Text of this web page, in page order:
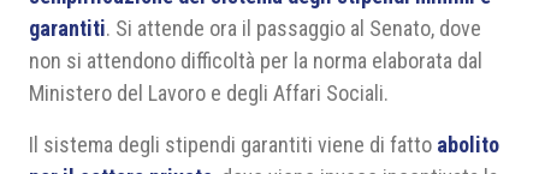
garantiti. Si attende ora il passaggio al Senato, dove
non si attendono difficoltà per la norma elaborata dal
Ministero del Lavoro e degli Affari Sociali.
Il sistema degli stipendi garantiti viene di fatto abolito